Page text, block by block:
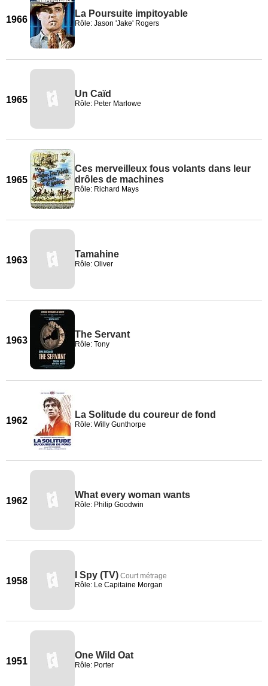
1966
La Poursuite impitoyable
Rôle: Jason 'Jake' Rogers
1965
Un Caïd
Rôle: Peter Marlowe
1965
Ces merveilleux fous volants dans leur
drôles de machines
Rôle: Richard Mays
1963
Tamahine
Rôle: Oliver
1963
The Servant
Rôle: Tony
1962
La Solitude du coureur de fond
Rôle: Willy Gunthorpe
1962
What every woman wants
Rôle: Philip Goodwin
1958
I Spy (TV) Court métrage
Rôle: Le Capitaine Morgan
1951
One Wild Oat
Rôle: Porter